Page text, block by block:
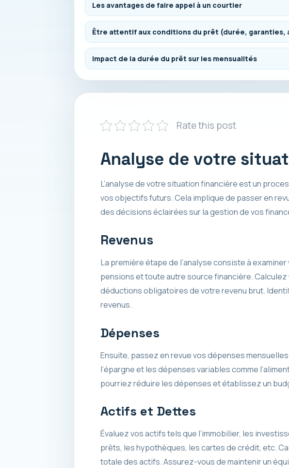
Les avantages de faire appel à un courtier
Être attentif aux conditions du prêt (durée, garanties,
Impact de la durée du prêt sur les mensualités
Rate this post
Analyse de votre
L’analyse de votre situation financière est un
vos objectifs futurs. Cela implique de passer en
des décisions éclairées sur la gestion de vos
Revenus
La première étape de l’analyse consiste à
pensions et toute autre source financière.
déductions obligatoires de votre revenu brut.
revenus.
Dépenses
Ensuite, passez en revue vos dépenses
l’épargne et les dépenses variables comme
pourriez réduire les dépenses et établissez un
Actifs et Dettes
Évaluez vos actifs tels que l’immobilier, les
prêts, les hypothèques, les cartes de crédit, etc.
totale des actifs. Assurez-vous de maintenir un